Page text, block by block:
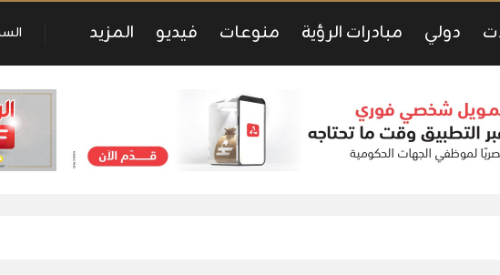
دولي مبادرات الرؤية منوعات فيديو المزيد السبت,